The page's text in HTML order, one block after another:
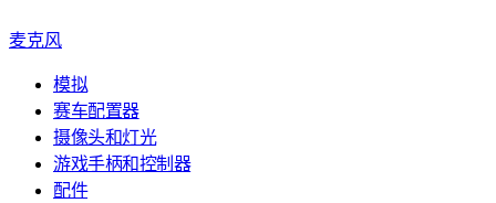
麦克风
模拟
赛车配置器
摄像头和灯光
游戏手柄和控制器
配件